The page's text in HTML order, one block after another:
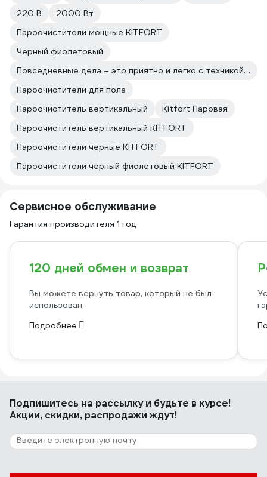
220 В
2000 Вт
Пароочистители мощные KITFORT
Черный фиолетовый
Повседневные дела – это приятно и легко с техникой Kitfort
Пароочистители для пола
Пароочиститель вертикальный
Kitfort Паровая
Пароочиститель вертикальный KITFORT
Пароочистители черные KITFORT
Пароочистители черный фиолетовый KITFORT
Сервисное обслуживание
Гарантия производителя 1 год
120 дней обмен и возврат
Вы можете вернуть товар, который не был
использован
Подробнее
Подпишитесь на рассылкуи будьте в курсе!
Акции, скидки, распродажи ждут!